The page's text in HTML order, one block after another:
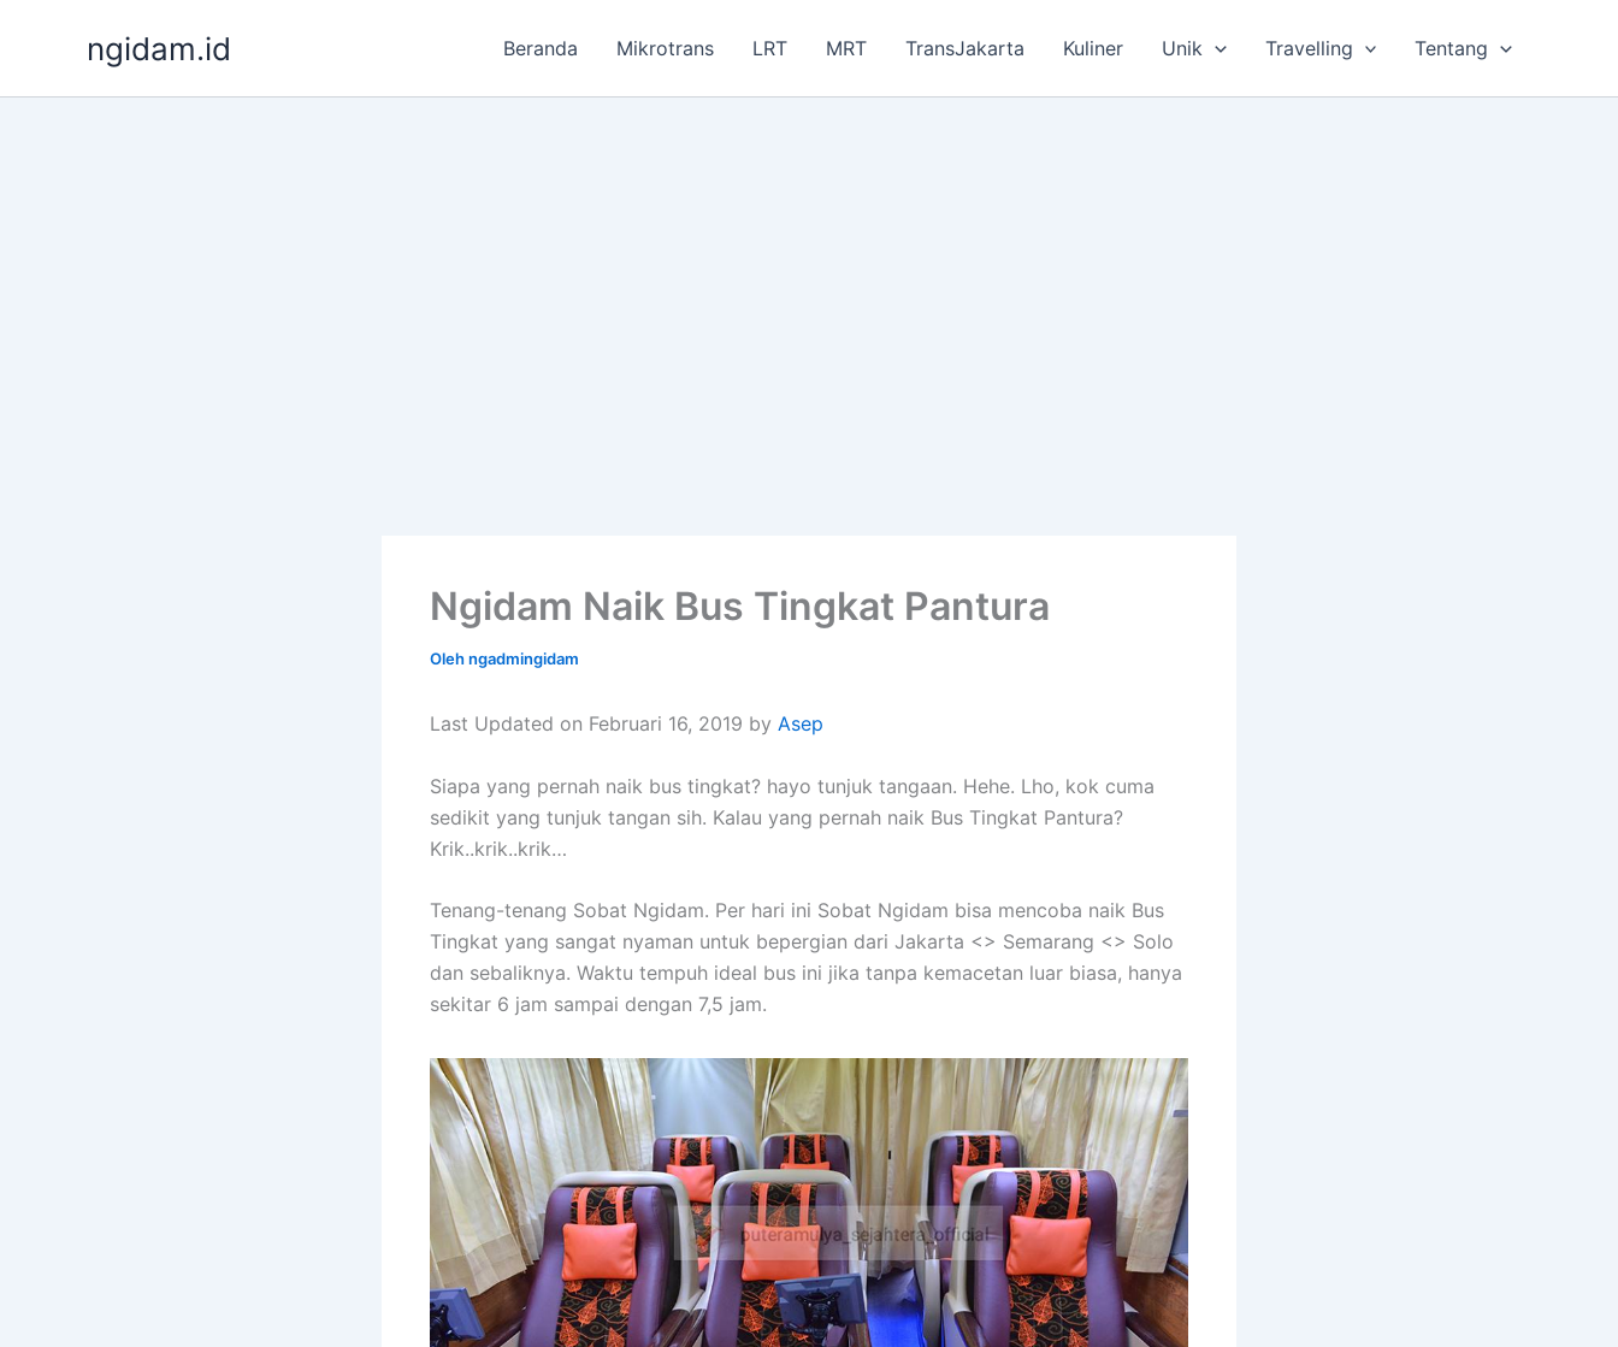
ngidam.id Beranda Mikrotrans LRT MRT TransJakarta Kuliner Unik Travelling Tentang
Ngidam Naik Bus Tingkat Pantura
Olehngadmingidam
Last Updated on Februari 16, 2019 by Asep
Siapa yang pernah naik bus tingkat? hayo tunjuk tangaan. Hehe. Lho, kok cuma
sedikit yang tunjuk tangan sih. Kalau yang pernah naik Bus Tingkat Pantura?
Krik..krik..krik…
Tenang-tenang Sobat Ngidam. Per hari ini Sobat Ngidam bisa mencoba naik Bus
Tingkat yang sangat nyaman untuk bepergian dari Jakarta <> Semarang <> Solo
dan sebaliknya. Waktu tempuh ideal bus ini jika tanpa kemacetan luar biasa, hanya
sekitar 6 jam sampai dengan 7,5 jam.